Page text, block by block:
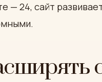
— 24, сайт